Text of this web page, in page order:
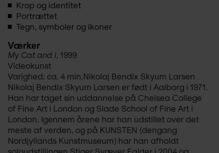
Krop og identitet
Portrættet
Tegn, symboler og ikoner
Værker
My Cat and I, 1999
Videokunst
Varighed: ca. 4 min.Nikolaj Bendix Skyum Larsen
Nikolaj Bendix Skyum Larsen er født i Aalborg i 1971.
Han har taget sin uddannelse på Chelsea College
of Fine Art i London og Slade School of Fine Art i
London. Igennem årene har han udstillet over det
meste af verden, og på KUNSTEN (dengang
Nordjyllands Kunstmuseum) har han afholdt